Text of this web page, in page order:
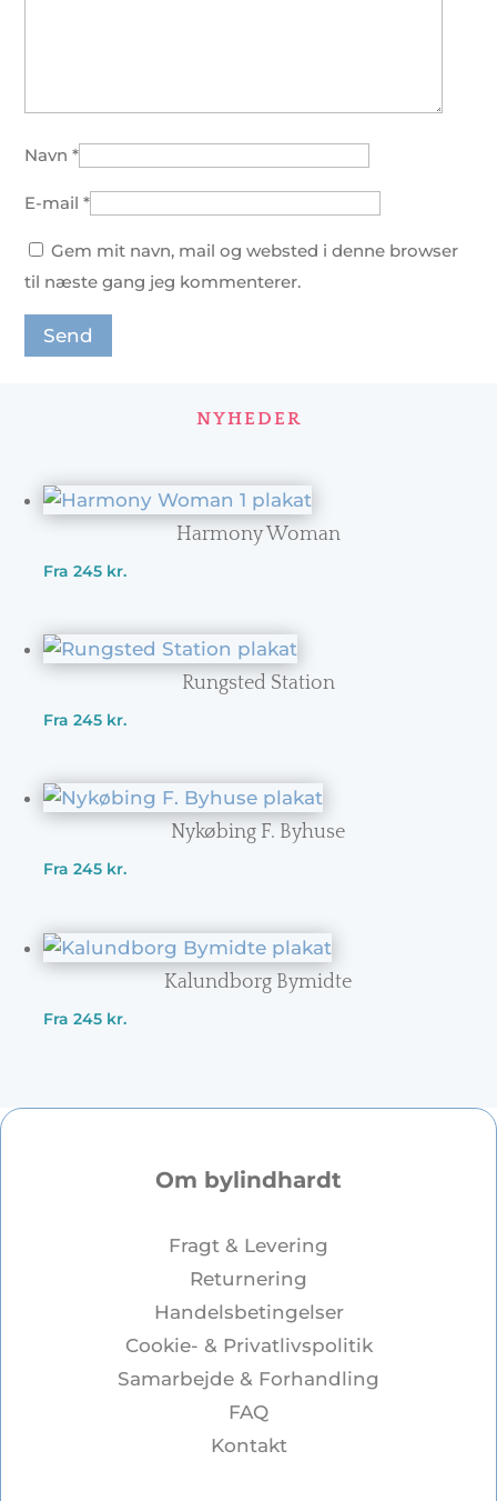
Navn*
E-mail*
Gem mit navn, mail og websted i denne browser
til næste gang jeg kommenterer.
NYHEDER
Harmony Woman
Fra245 kr.
Rungsted Station
Fra245 kr.
Nykøbing F. Byhuse
Fra245 kr.
Kalundborg Bymidte
Fra245 kr.
Om bylindhardt
Fragt & Levering
Returnering
Handelsbetingelser
Cookie- & Privatlivspolitik
Samarbejde & Forhandling
FAQ
Kontakt